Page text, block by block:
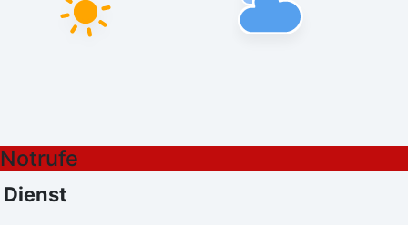
Klarer Himmel
32°C
36°C
Notrufe
Dienst